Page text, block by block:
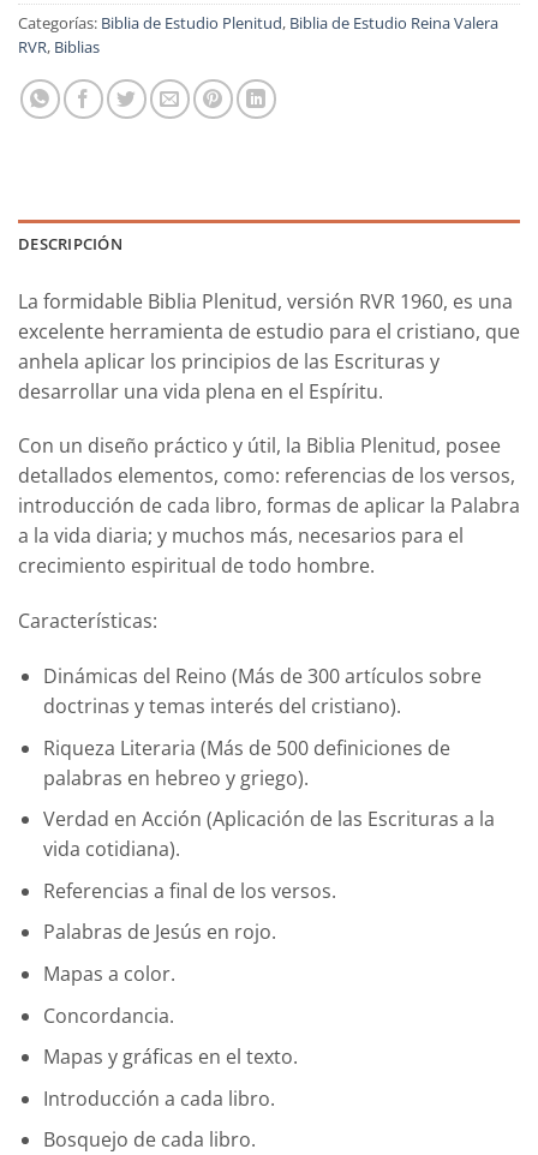
Categorías: Biblia de Estudio Plenitud, Biblia de Estudio Reina Valera
RVR, Biblias
DESCRIPCIÓN
La formidable Biblia Plenitud, versión RVR 1960, es una
excelente herramienta de estudio para el cristiano, que
anhela aplicar los principios de las Escrituras y
desarrollar una vida plena en el Espíritu.
Con un diseño práctico y útil, la Biblia Plenitud, posee
detallados elementos, como: referencias de los versos,
introducción de cada libro, formas de aplicar la Palabra
a la vida diaria; y muchos más, necesarios para el
crecimiento espiritual de todo hombre.
Características:
Dinámicas del Reino (Más de 300 artículos sobre
doctrinas y temas interés del cristiano).
Riqueza Literaria (Más de 500 definiciones de
palabras en hebreo y griego).
Verdad en Acción (Aplicación de las Escrituras a la
vida cotidiana).
Referencias a final de los versos.
Palabras de Jesús en rojo.
Mapas a color.
Concordancia.
Mapas y gráficas en el texto.
Introducción a cada libro.
Bosquejo de cada libro.